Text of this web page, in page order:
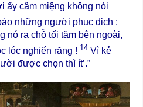
ấy câm miệng không nói
những người phục dịch :
nó ra chỗ tối tăm bên ngoài,
lóc nghiến răng ! 14 Vì kẻ
được chọn thì ít’.”